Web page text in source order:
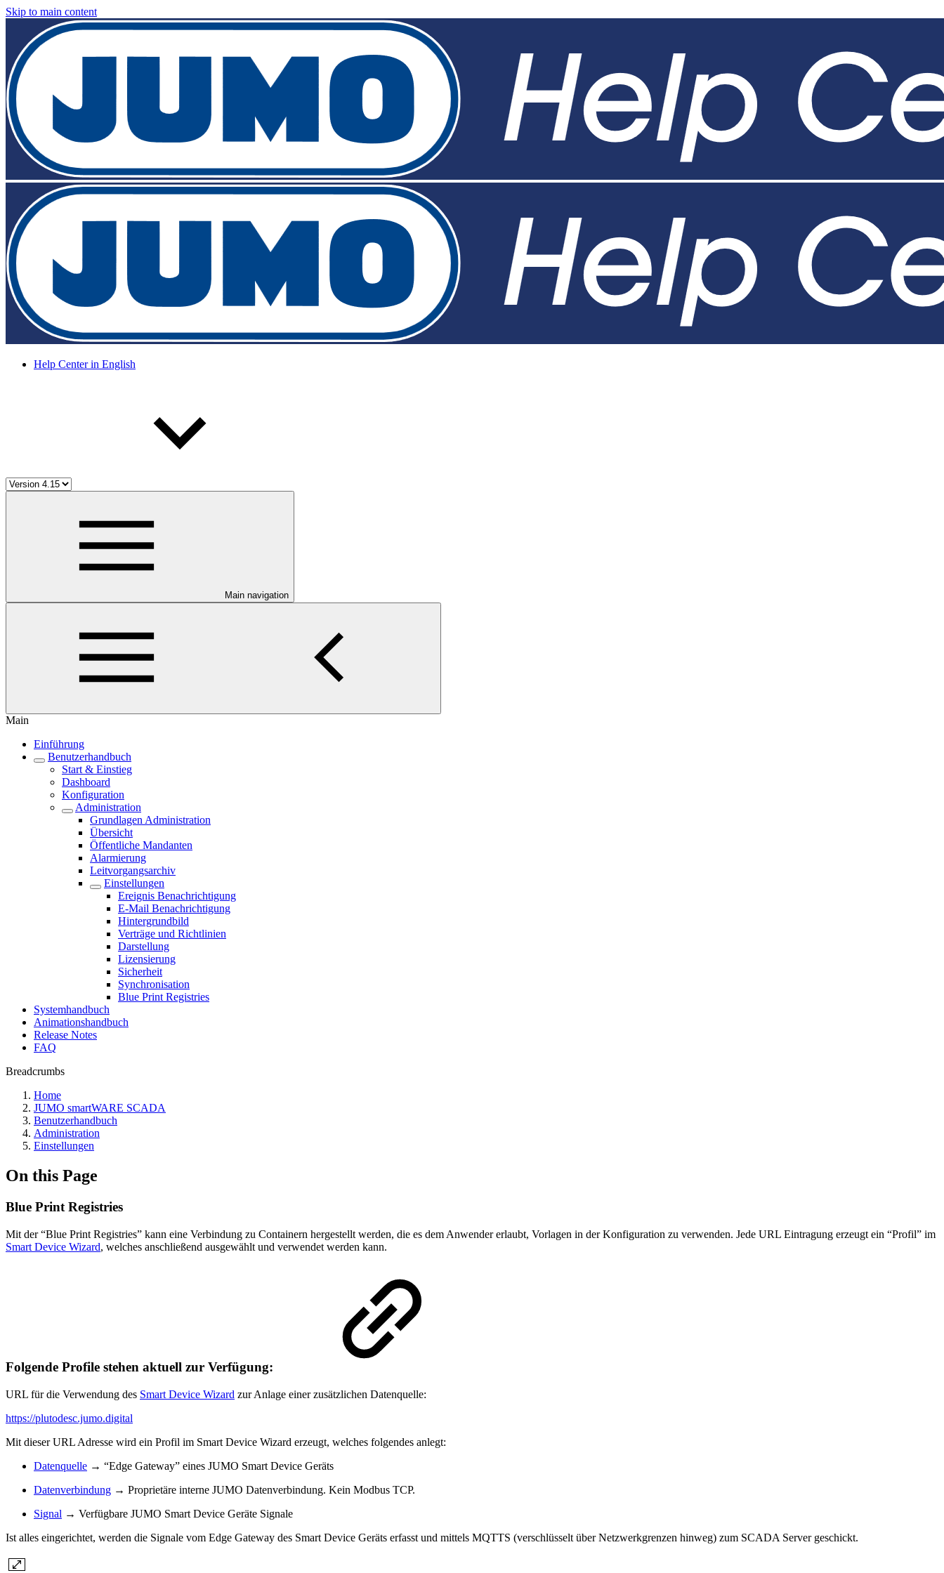
Skip to main content
Help Center in English
Main navigation
Main
Einführung
Benutzerhandbuch
Start & Einstieg
Dashboard
Konfiguration
Administration
Grundlagen Administration
Übersicht
Öffentliche Mandanten
Alarmierung
Leitvorgangsarchiv
Einstellungen
Ereignis Benachrichtigung
E-Mail Benachrichtigung
Hintergrundbild
Verträge und Richtlinien
Darstellung
Lizensierung
Sicherheit
Synchronisation
Blue Print Registries
Systemhandbuch
Animationshandbuch
Release Notes
FAQ
Breadcrumbs
Home
JUMO smartWARE SCADA
Benutzerhandbuch
Administration
Einstellungen
On this Page
Blue Print Registries
Mit der “Blue Print Registries” kann eine Verbindung zu Containern hergestellt werden, die es dem Anwender erlaubt, Vorlagen in der Konfiguration zu verwenden. Jede URL Eintragung erzeugt ein “Profil” im
Smart Device Wizard, welches anschließend ausgewählt und verwendet werden kann.
Folgende Profile stehen aktuell zur Verfügung:
URL für die Verwendung des Smart Device Wizard zur Anlage einer zusätzlichen Datenquelle:
https://plutodesc.jumo.digital
Mit dieser URL Adresse wird ein Profil im Smart Device Wizard erzeugt, welches folgendes anlegt:
Datenquelle → “Edge Gateway” eines JUMO Smart Device Geräts
Datenverbindung → Proprietäre interne JUMO Datenverbindung. Kein Modbus TCP.
Signal → Verfügbare JUMO Smart Device Geräte Signale
Ist alles eingerichtet, werden die Signale vom Edge Gateway des Smart Device Geräts erfasst und mittels MQTTS (verschlüsselt über Netzwerkgrenzen hinweg) zum SCADA Server geschickt.